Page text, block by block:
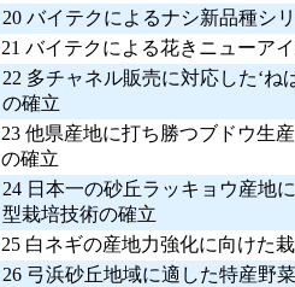
20 バイテクによるナシ新品種シ
21 バイテクによる花きニューア
22 多チャネル販売に対応した‘ね
の確立
23 他県産地に打ち勝つブドウ生
の確立
24 日本一の砂丘ラッキョウ産地
型栽培技術の確立
25 白ネギの産地力強化に向けた
26 弓浜砂丘地域に適した特産野